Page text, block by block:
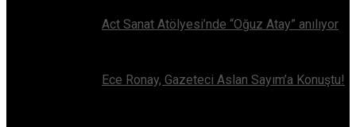
Act Sanat Atölyesi’nde “Oğuz Atay” anılıyor
Ece Ronay, Gazeteci Aslan Sayım’a Konuştu!